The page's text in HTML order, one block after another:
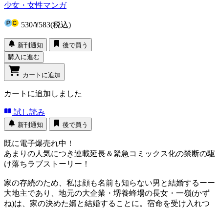
少女・女性マンガ
530/¥583(税込)
新刊通知
後で買う
購入に進む
カートに追加
カートに追加しました
試し読み
新刊通知 後で買う
既に電子爆売れ中！
あまりの人気につき連載延長＆緊急コミックス化の禁断の駆
け落ちラブストーリー！
家の存続のため、私は顔も名前も知らない男と結婚するーー
大地主であり、地元の大企業・堺養蜂場の長女・一嶺(かず
ね)は、家の決めた婿と結婚することに。宿命を受け入れつ